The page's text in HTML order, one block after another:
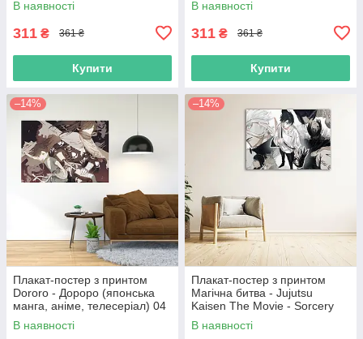
Орімото 6
В наявності
311 ₴ 361 ₴
Купити
Орімото 10
В наявності
311 ₴ 361 ₴
Купити
–14%
Плакат-постер з принтом
Dororo - Дороро (японська
манга, аніме, телесеріал) 04
В наявності
–14%
Плакат-постер з принтом
Магічна битва - Jujutsu
Kaisen The Movie - Sorcery
Fight - Оккоцу Юта - Інумакі
Тоге - Панда - Зенін
В наявності